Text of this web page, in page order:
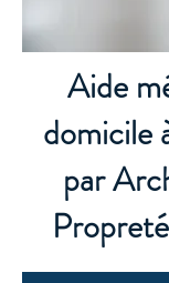
Aide
domicile
par